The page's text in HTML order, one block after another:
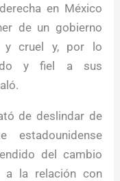
en México
de un gobierno
y cruel y, por lo
y fiel a sus
de deslindar de
estadounidense
del cambio
a la relación con